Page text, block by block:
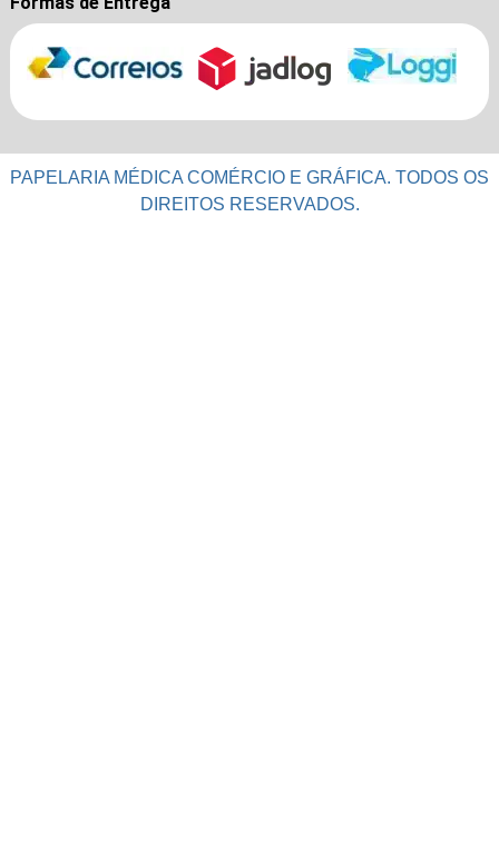
PAPELARIA MÉDICA COMÉRCIO E GRÁFICA. TODOS OS
DIREITOS RESERVADOS.